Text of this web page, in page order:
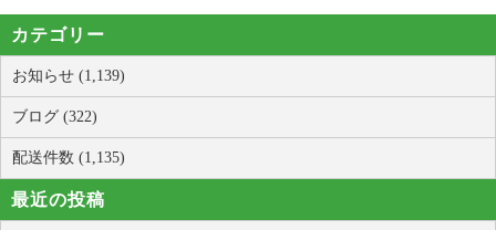
カテゴリー
お知らせ (1,139)
ブログ (322)
配送件数 (1,135)
最近の投稿